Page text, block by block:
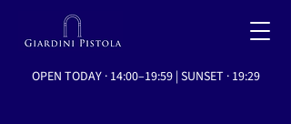
OPEN TODAY · 14:00–19:59 | SUNSET · 19:29